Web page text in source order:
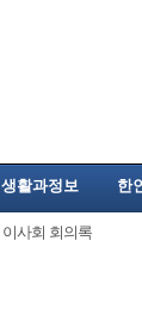
생활과정보 한
이사회 회의록